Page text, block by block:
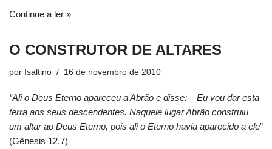
Continue a ler »
O CONSTRUTOR DE ALTARES
por Isaltino 16 de novembro de 2010
“Ali o Deus Eterno apareceu a Abrão e disse: – Eu vou dar esta
terra aos seus descendentes. Naquele lugar Abrão construiu
um altar ao Deus Eterno, pois ali o Eterno havia aparecido a ele”
(Gênesis 12.7)